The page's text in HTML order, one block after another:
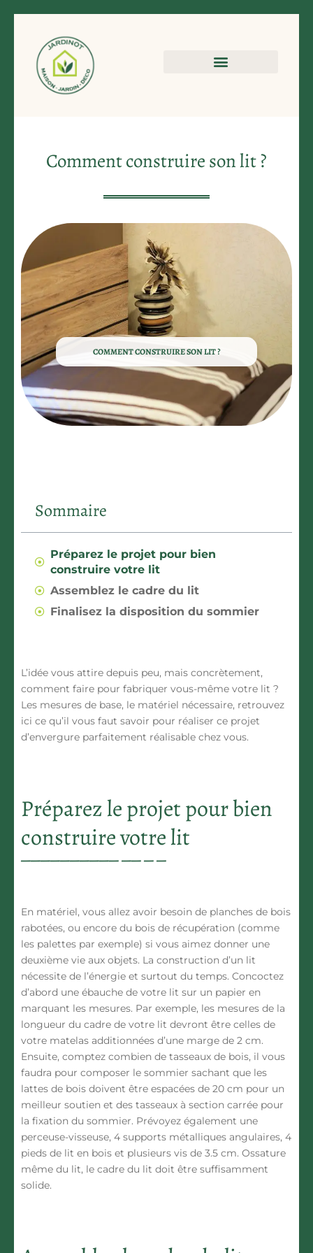
Comment construire son lit ?
COMMENT CONSTRUIRE SON LIT ?
Sommaire
Préparez le projet pour bien
construire votre lit
Assemblez le cadre du lit
Finalisez la disposition du sommier
L’idée vous attire depuis peu, mais concrètement,
comment faire pour fabriquer vous-même votre lit ?
Les mesures de base, le matériel nécessaire, retrouvez
ici ce qu’il vous faut savoir pour réaliser ce projet
d’envergure parfaitement réalisable chez vous.
Préparez le projet pour bien
construire votre lit
En matériel, vous allez avoir besoin de planches de bois
rabotées, ou encore du bois de récupération (comme
les palettes par exemple) si vous aimez donner une
deuxième vie aux objets. La construction d’un lit
nécessite de l’énergie et surtout du temps. Concoctez
d’abord une ébauche de votre lit sur un papier en
marquant les mesures. Par exemple, les mesures de la
longueur du cadre de votre lit devront être celles de
votre matelas additionnées d’une marge de 2 cm.
Ensuite, comptez combien de tasseaux de bois, il vous
faudra pour composer le sommier sachant que les
lattes de bois doivent être espacées de 20 cm pour un
meilleur soutien et des tasseaux à section carrée pour
la fixation du sommier. Prévoyez également une
perceuse-visseuse, 4 supports métalliques angulaires, 4
pieds de lit en bois et plusieurs vis de 3.5 cm. Ossature
même du lit, le cadre du lit doit être suffisamment
solide.